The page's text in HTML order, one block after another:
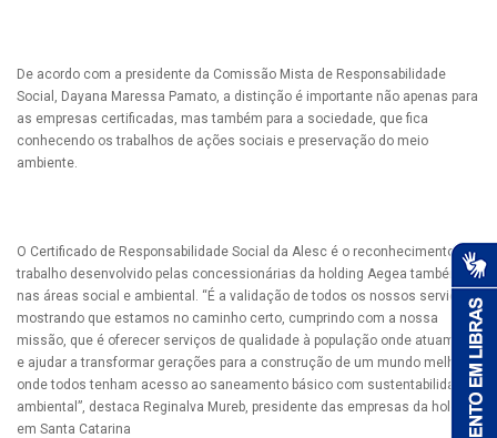
De acordo com a presidente da Comissão Mista de Responsabilidade
Social, Dayana Maressa Pamato, a distinção é importante não apenas para
as empresas certificadas, mas também para a sociedade, que fica
conhecendo os trabalhos de ações sociais e preservação do meio
ambiente.
O Certificado de Responsabilidade Social da Alesc é o reconhecimento do
trabalho desenvolvido pelas concessionárias da holding Aegea também
nas áreas social e ambiental. “É a validação de todos os nossos serviços,
mostrando que estamos no caminho certo, cumprindo com a nossa
missão, que é oferecer serviços de qualidade à população onde atuamos
e ajudar a transformar gerações para a construção de um mundo melhor,
onde todos tenham acesso ao saneamento básico com sustentabilidade
ambiental”, destaca Reginalva Mureb, presidente das empresas da holding
em Santa Catarina